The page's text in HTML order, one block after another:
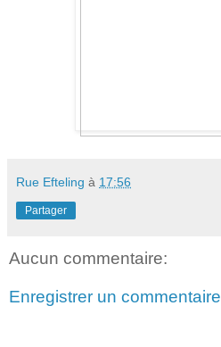
Rue Efteling à 17:56
Partager
Aucun commentaire:
Enregistrer un commentaire